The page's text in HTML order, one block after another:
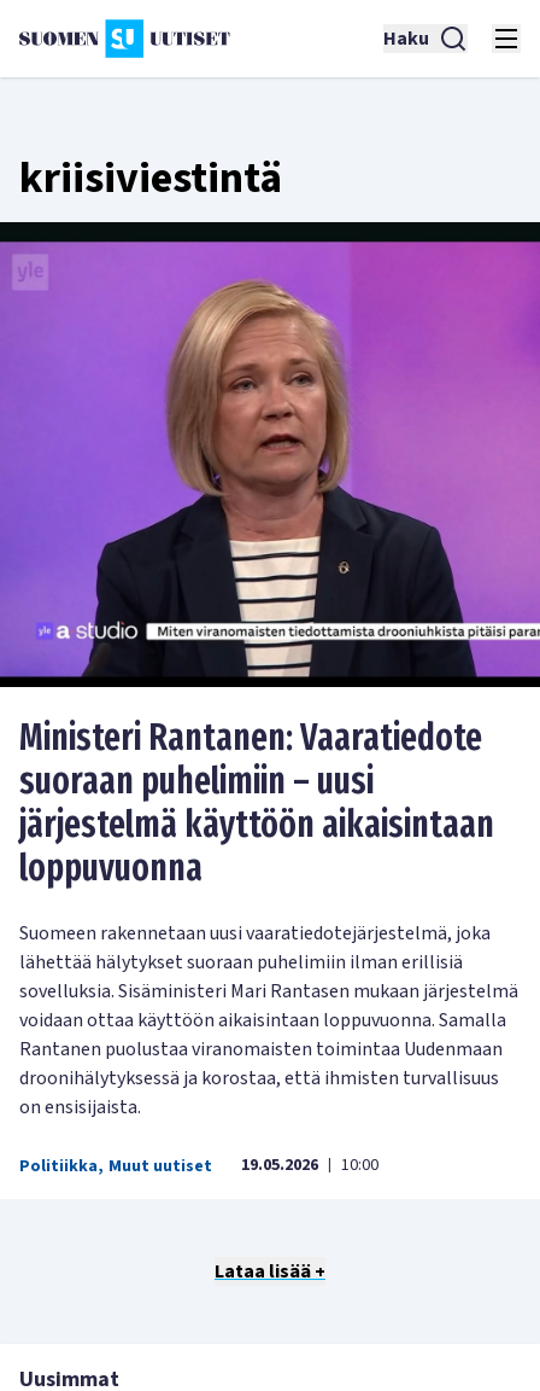
Haku
kriisiviestintä
Ministeri Rantanen: Vaaratiedote
suoraan puhelimiin – uusi
järjestelmä käyttöön aikaisintaan
loppuvuonna
Suomeen rakennetaan uusi vaaratiedotejärjestelmä, joka
lähettää hälytykset suoraan puhelimiin ilman erillisiä
sovelluksia. Sisäministeri Mari Rantasen mukaan järjestelmä
voidaan ottaa käyttöön aikaisintaan loppuvuonna. Samalla
Rantanen puolustaa viranomaisten toimintaa Uudenmaan
droonihälytyksessä ja korostaa, että ihmisten turvallisuus
on ensisijaista.
Politiikka, Muut uutiset 19.05.2026 10:00
Lataa lisää +
Uusimmat